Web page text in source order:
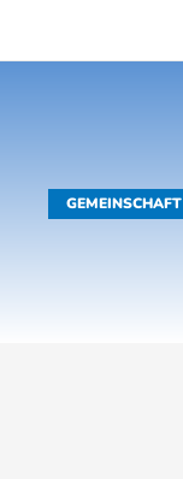
GEMEINSCHAFT